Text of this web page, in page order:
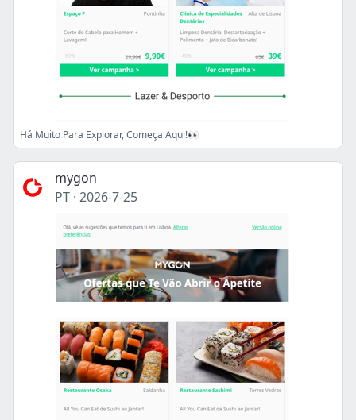
Há Muito Para Explorar, Começa Aqui!👀
mygon
PT · 2026-7-25